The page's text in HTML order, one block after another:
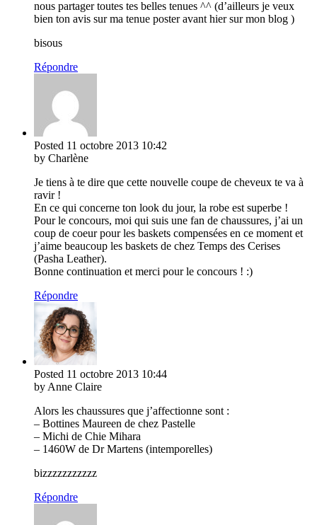
nous partager toutes tes belles tenues ^^ (d’ailleurs je veux
bien ton avis sur ma tenue poster avant hier sur mon blog )
bisous
Répondre
Posted 11 octobre 2013 10:42
by Charlène
Je tiens à te dire que cette nouvelle coupe de cheveux te va à
ravir !
En ce qui concerne ton look du jour, la robe est superbe !
Pour le concours, moi qui suis une fan de chaussures, j’ai un
coup de coeur pour les baskets compensées en ce moment et
j’aime beaucoup les baskets de chez Temps des Cerises
(Pasha Leather).
Bonne continuation et merci pour le concours ! :)
Répondre
Posted 11 octobre 2013 10:44
by Anne Claire
Alors les chaussures que j’affectionne sont :
– Bottines Maureen de chez Pastelle
– Michi de Chie Mihara
– 1460W de Dr Martens (intemporelles)
bizzzzzzzzzzz
Répondre